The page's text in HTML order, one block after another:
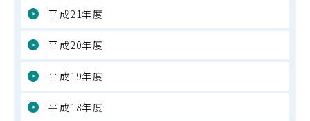
平成21年度
平成20年度
平成19年度
平成18年度